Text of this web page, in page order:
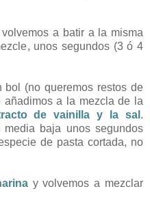
volvemos a batir a la misma
unos segundos (3 ó 4
bol (no queremos restos de
a la mezcla de la
de vainilla y la sal .
baja unos segundos
de pasta cortada, no
y volvemos a mezclar